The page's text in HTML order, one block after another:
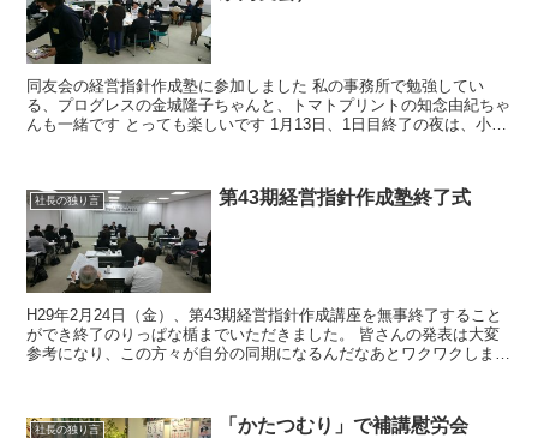
同友会の経営指針作成塾に参加しました 私の事務所で勉強してい
る、プログレスの金城隆子ちゃんと、トマトプリントの知念由紀ちゃ
んも一緒です とっても楽しいです 1月13日、1日目終了の夜は、小禄
社長の独り言 第43期経営指針作成塾終了式
H29年2月24日（金）、第43期経営指針作成講座を無事終了すること
ができ終了のりっぱな楯までいただきました。 皆さんの発表は大変
参考になり、この方々が自分の同期になるんだなあとワクワクしまし
社長の独り言 「かたつむり」で補講慰労会